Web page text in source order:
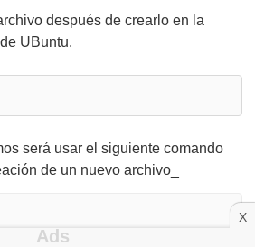
después de crearlo en la
UBuntu.
será usar el siguiente comando
de un nuevo archivo_
X